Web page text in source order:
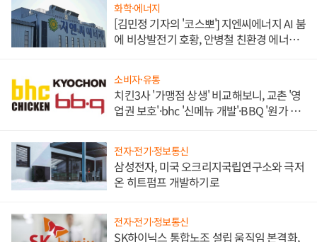
화학·에너지
[김민정 기자의 '코스뽀'] 지엔씨에너지 AI 붐
에 비상발전기 호황, 안병철 친환경 에너지
소비자·유통
치킨3사 '가맹점 상생' 비교해보니, 교촌 '영
업권 보호'·bhc '신메뉴 개발'·BBQ '원가 부
전자·전기·정보통신
삼성전자, 미국 오크리지국립연구소와 극저
온 히트펌프 개발하기로
전자·전기·정보통신
SK하이닉스 통합노조 설립 움직임 본격화,